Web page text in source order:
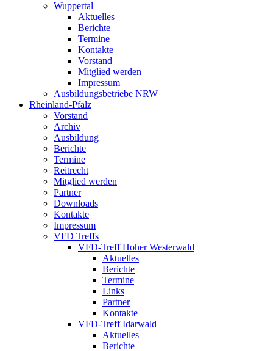
Wuppertal
Aktuelles
Berichte
Termine
Kontakte
Vorstand
Mitglied werden
Impressum
Ausbildungsbetriebe NRW
Rheinland-Pfalz
Vorstand
Archiv
Ausbildung
Berichte
Termine
Reitrecht
Mitglied werden
Partner
Downloads
Kontakte
Impressum
VFD Treffs
VFD-Treff Hoher Westerwald
Aktuelles
Berichte
Termine
Links
Partner
Kontakte
VFD-Treff Idarwald
Aktuelles
Berichte